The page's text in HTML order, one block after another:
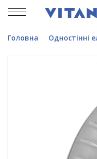
Головна Одностінні